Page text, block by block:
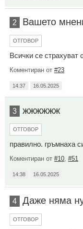
2 Вашето
ОТГОВОР
Всички се
Коментиран от #23
14:37 16.05.2025
3 жжжжжж
ОТГОВОР
правилно. гръмнаха
Коментиран от #10 #51
14:38 16.05.2025
4 Даже няма
ОТГОВОР